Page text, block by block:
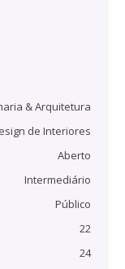
& Arquitetura
de Interiores
Aberto
Intermediário
Público
22
24